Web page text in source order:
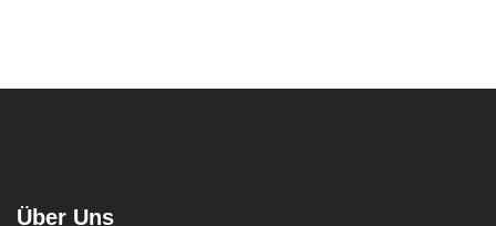
Über Uns